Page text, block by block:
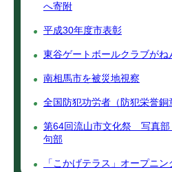
へ寄附
平成30年度市表彰
東谷ゲートボールクラブが
南相馬市を被災地視察
全国防犯功労者（防犯栄誉銅
第64回流山市文化祭 写真部
句部
「こかげテラス」オープニ